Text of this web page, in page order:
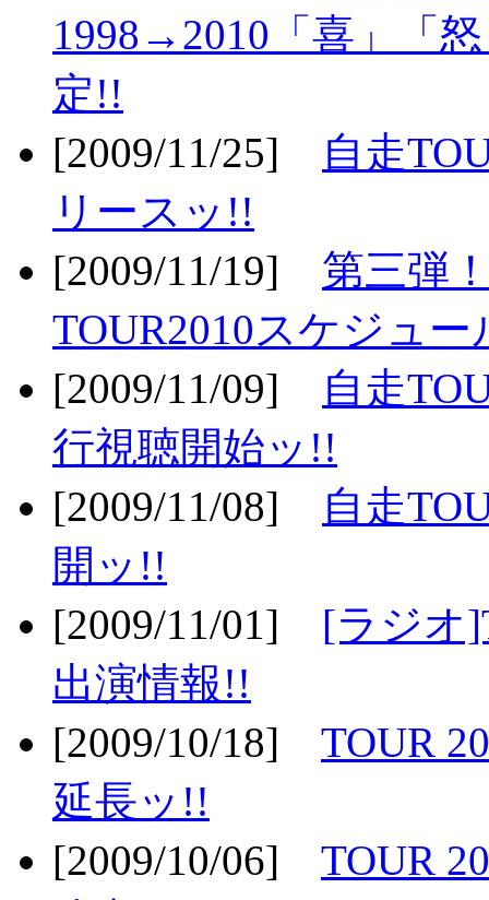
1998→2010「喜」「
定!!
[2009/11/25]
自走
リースッ!!
[2009/11/19] 第三弾
TOUR2010スケジュー
[2009/11/09]
自走
行視聴開始ッ!!
[2009/11/08]
自走
開ッ!!
[2009/11/01] [ラジオ
出演情報!!
[2009/10/18] TOUR
延長ッ!!
[2009/10/06] TOUR